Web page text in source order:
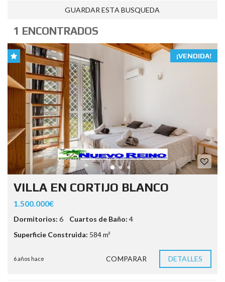
GUARDAR ESTA BUSQUEDA
1 ENCONTRADOS
¡VENDIDA!
VILLA EN CORTIJO BLANCO
1.500.000€
Dormitorios: 6 Cuartos de Baño: 4
Superficie Construida: 584 m²
6 años hace COMPARAR DETALLES